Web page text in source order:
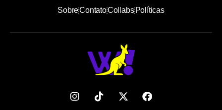
SobreContatoCollabsPolíticas